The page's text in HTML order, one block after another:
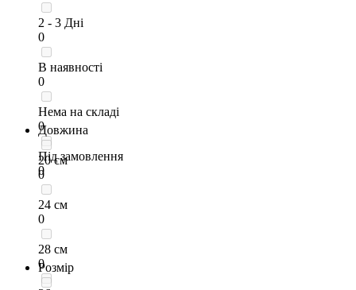
2 - 3 Дні
0
В наявності
0
Нема на складі
0
Під замовлення
0
Довжина
20 см
0
24 см
0
28 см
0
Розмір